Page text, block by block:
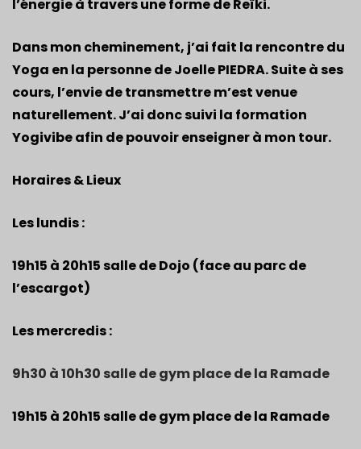
l’énergie à travers une forme de Reïki.
Dans mon cheminement, j’ai fait la rencontre du
Yoga en la personne de Joelle PIEDRA. Suite à ses
cours, l’envie de transmettre m’est venue
naturellement. J’ai donc suivi la formation
Yogivibe afin de pouvoir enseigner à mon tour.
Horaires & Lieux
Les lundis :
19h15 à 20h15 salle deDojo (face au parc de
l’escargot)
Les mercredis :
9h30 à 10h30 salle de gym place de la Ramade
19h15 à 20h15 salle de gym place de la Ramade